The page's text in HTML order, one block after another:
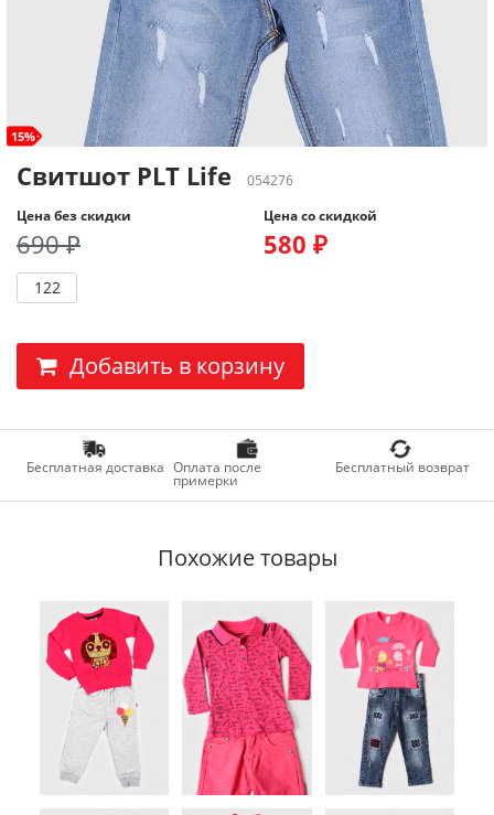
15%
Свитшот PLT Life
054276
Цена без скидки
690 ₽
Цена со скидкой
580 ₽
122
Добавить в корзину
Бесплатная доставка Оплата после
примерки
Бесплатный возврат
Похожие товары